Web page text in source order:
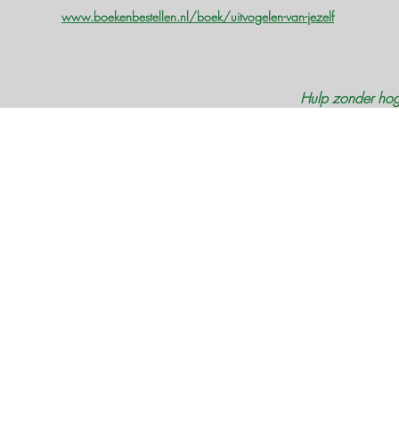
www.boekenbestellen.nl/boek/uitvogelen-van-jezelf
Hulp zonder